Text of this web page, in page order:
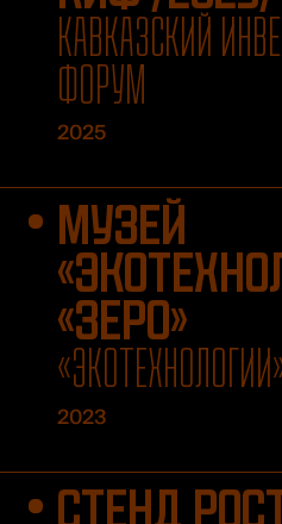
КАВКАЗСКИЙ
ФОРУМ
2025
МУЗЕЙ
«ЗЕРО»
2023
СТЕНД